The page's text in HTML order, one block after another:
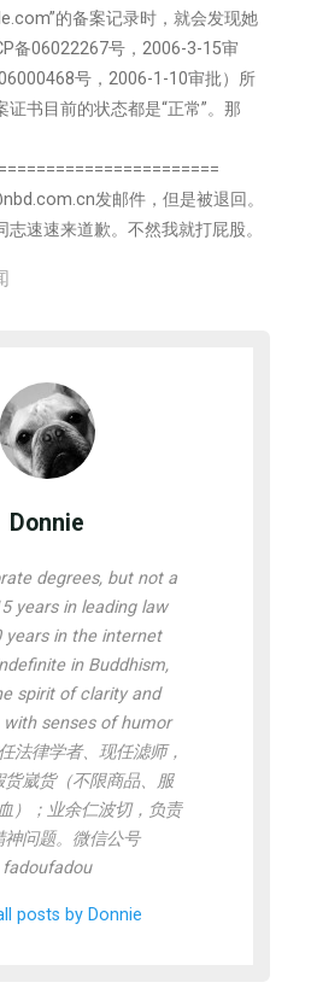
的备案记录时，就会发现她
备06022267号，2006-3-15审
号，2006-1-10审批）所
书目前的状态都是“正常”。那
发邮件，但是被退回。
速速来道歉。不然我就打屁股。
Donnie
degrees, but not a
years in leading law
years in the internet
in Buddhism,
spirit of clarity and
with senses of humor
法律学者、现任滤师，
货崴货（不限商品、服
）；业余仁波切，负责
神问题。微信公号
fadoufadou
posts by Donnie